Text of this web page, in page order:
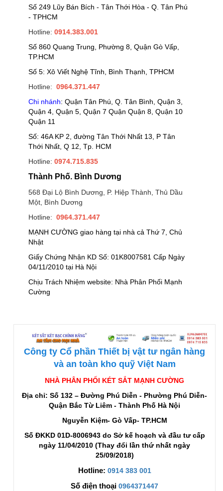
Số 249 Lũy Bán Bích - Tân Thới Hòa - Q. Tân Phú
- TPHCM
Hotline: 0914.383.001
Số 860 Quang Trung, Phường 8, Quận Gò Vấp,
TP.HCM
Số 5: Xô Viết Nghệ Tĩnh, Bình Thạnh, TPHCM
Hotline: 0964.371.447
Chi nhánh: Quận Tân Phú, Q. Tân Bình, Quận 3,
Quận 4, Quận 5, Quận 7 Quận Quận 8, Quận 10
Quận 11
Số: 46A KP 2, đường Tân Thới Nhất 13, P Tân
Thới Nhất, Q 12, Tp. HCM
Hotline: 0974.715.835
Thành Phố. Bình Dương
568 Đại Lộ Bình Dương, P. Hiệp Thành, Thủ Dầu
Một, Bình Dương
Hotline: 0964.371.447
MẠNH CƯỜNG giao hàng tại nhà cả Thứ 7, Chủ
Nhật
Giấy Chứng Nhận KD Số: 01K8007581 Cấp Ngày
04/11/2010 tại Hà Nội
Chịu Trách Nhiệm website: Nhà Phân Phối Mạnh
Cường
Công ty Cổ phần Thiết bị vật tư ngân hàng
và an toàn kho quỹ Việt Nam
NHÀ PHÂN PHỐI KÉT SẮT MẠNH CƯỜNG
Địa chỉ: Số 132 – Đường Phú Diễn - Phường Phú Diễn-
Quận Bắc Từ Liêm - Thành Phố Hà Nội
Nguyễn Kiệm- Gò Vấp- TP.HCM
Số ĐKKD 01D-8006943 do Sở kế hoạch và đầu tư cấp
ngày 11/04/2010 (Thay đổi lần thứ nhất ngày
25/09/2018)
Hotline: 0914 383 001
Số điện thoại 0964371447